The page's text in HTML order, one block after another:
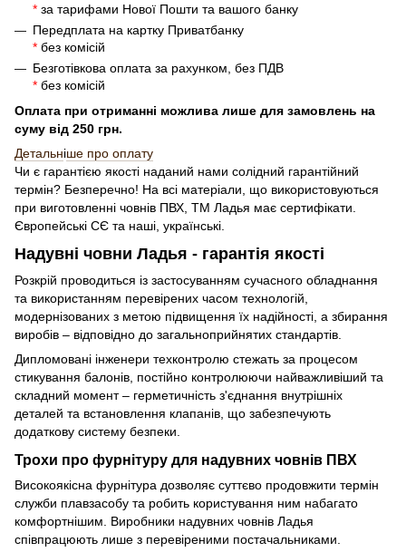
* за тарифами Нової Пошти та вашого банку
Передплата на картку Приватбанку
* без комісій
Безготівкова оплата за рахунком, без ПДВ
* без комісій
Оплата при отриманні можлива лише для замовлень на
суму від 250 грн.
Детальніше про оплату
Чи є гарантією якості наданий нами солідний гарантійний
термін? Безперечно! На всі матеріали, що використовуються
при виготовленні човнів ПВХ, ТМ Ладья має сертифікати.
Європейські СЄ та наші, українські.
Надувні човни Ладья - гарантія якості
Розкрій проводиться із застосуванням сучасного обладнання
та використанням перевірених часом технологій,
модернізованих з метою підвищення їх надійності, а збирання
виробів – відповідно до загальноприйнятих стандартів.
Дипломовані інженери техконтролю стежать за процесом
стикування балонів, постійно контролюючи найважливіший та
складний момент – герметичність з'єднання внутрішніх
деталей та встановлення клапанів, що забезпечують
додаткову систему безпеки.
Трохи про фурнітуру для надувних човнів ПВХ
Високоякісна фурнітура дозволяє суттєво продовжити термін
служби плавзасобу та робить користування ним набагато
комфортнішим. Виробники надувних човнів Ладья
співпрацюють лише з перевіреними постачальниками.